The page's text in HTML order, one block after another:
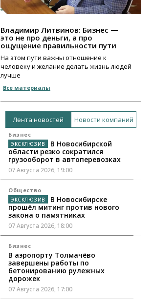
Владимир Литвинов: Бизнес —
это не про деньги, а про
ощущение правильности пути
На этом пути важны отношение к
человеку и желание делать жизнь людей
лучше
Все материалы
Лента новостей Новости компаний
Бизнес
В Новосибирской
области резко сократился
грузооборот в автоперевозках
07 Августа 2026, 19:00
Общество
В Новосибирске
прошёл митинг против нового
закона о памятниках
07 Августа 2026, 18:00
Бизнес
В аэропорту Толмачёво
завершены работы по
бетонированию рулежных
дорожек
07 Августа 2026, 17:00